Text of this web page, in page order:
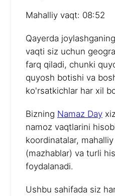
Mahalliy vaqt: 08:52
Qayerda
vaqti siz uchun
farq qiladi, chunki
quyosh botishi va
ko'rsatkichlar har xil
Bizning Namaz Day
namoz vaqtlarini
koordinatalar, mahalliy
(mazhablar) va turli
foydalanadi.
Ushbu sahifada siz